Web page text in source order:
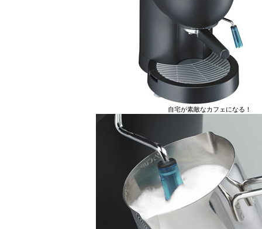
自宅が素敵なカフェに